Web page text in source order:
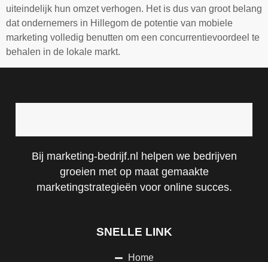
uiteindelijk hun omzet verhogen. Het is dus van groot belang
dat ondernemers in Hillegom de potentie van mobiele
marketing volledig benutten om een concurrentievoordeel te
behalen in de lokale markt.
Bij marketing-bedrijf.nl helpen we bedrijven
groeien met op maat gemaakte
marketingstrategieën voor online succes.
SNELLE LINK
Home